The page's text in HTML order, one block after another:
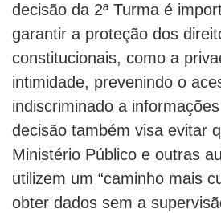
decisão da 2ª Turma é
garantir a proteção dos
constitucionais, como a
intimidade, prevenindo o
indiscriminado a
decisão também visa evitar
Ministério Público e outras
utilizem um “caminho mais
obter dados sem a